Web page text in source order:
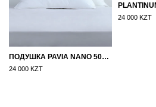
ПОДУШКА PAVIA NANO 50X70
24 000 KZT
24 000 KZT